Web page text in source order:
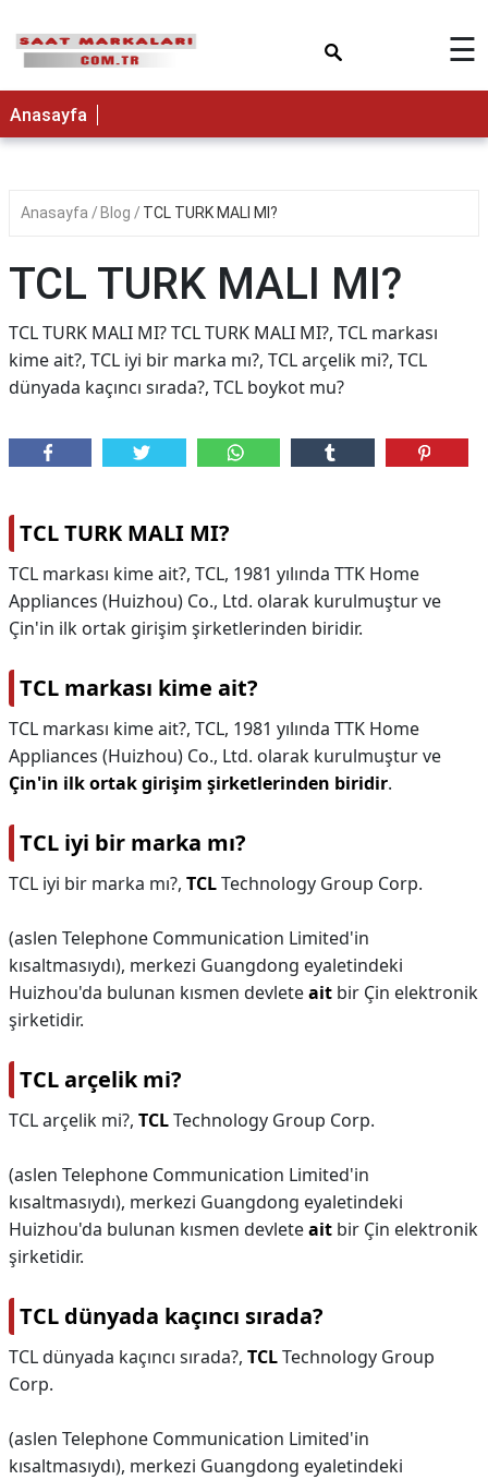
☰
Anasayfa
Anasayfa Blog TCL TURK MALI MI?
TCL TURK MALI MI?
TCL TURK MALI MI? TCL TURK MALI MI?, TCL markası
kime ait?, TCL iyi bir marka mı?, TCL arçelik mi?, TCL
dünyada kaçıncı sırada?, TCL boykot mu?
TCL TURK MALI MI?
TCL markası kime ait?, TCL, 1981 yılında TTK Home
Appliances (Huizhou) Co., Ltd. olarak kurulmuştur ve
Çin'in ilk ortak girişim şirketlerinden biridir.
TCL markası kime ait?
TCL markası kime ait?, TCL, 1981 yılında TTK Home
Appliances (Huizhou) Co., Ltd. olarak kurulmuştur ve
Çin'in ilk ortak girişim şirketlerinden biridir.
TCL iyi bir marka mı?
TCL iyi bir marka mı?, TCLTechnology Group Corp.
(aslen Telephone Communication Limited'in
kısaltmasıydı), merkezi Guangdong eyaletindeki
Huizhou'da bulunan kısmen devleteait bir Çin elektronik
şirketidir.
TCL arçelik mi?
TCL arçelik mi?, TCLTechnology Group Corp.
(aslen Telephone Communication Limited'in
kısaltmasıydı), merkezi Guangdong eyaletindeki
Huizhou'da bulunan kısmen devleteait bir Çin elektronik
şirketidir.
TCL dünyada kaçıncı sırada?
TCL dünyada kaçıncı sırada?, TCLTechnology Group
Corp.
(aslen Telephone Communication Limited'in
kısaltmasıydı), merkezi Guangdong eyaletindeki